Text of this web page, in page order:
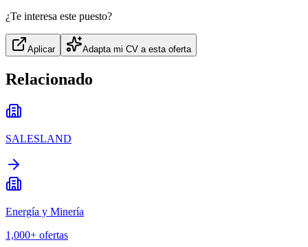
¿Te interesa este puesto?
Aplicar Adapta mi CV a esta oferta
Relacionado
SALESLAND
Energía y Minería
1,000+ ofertas